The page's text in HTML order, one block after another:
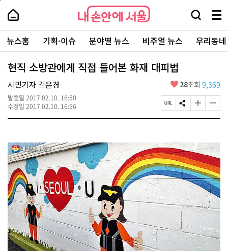
본
로
가
내
손
안
에
서
울
-
서
울
시
대
표
소
털
내
손
에
울
검
창
열
기
메
뉴
전
체
보
주
요
서
뉴스홈 기획·이슈 분야별 뉴스 비주얼 뉴스 우리동
현직 소방관에게 직접 들어본 화재 대피법
시민기자 김윤경
발행일 2017.02.10. 16:50
수정일 2017.02.10. 16:56
좋
요
28조회 9,369
페
이
R
L
복
사
S
N
유
하
기
글
자
크
게
변
경
하
기
글
자
작
게
변
경
하
기
페
상
단
로